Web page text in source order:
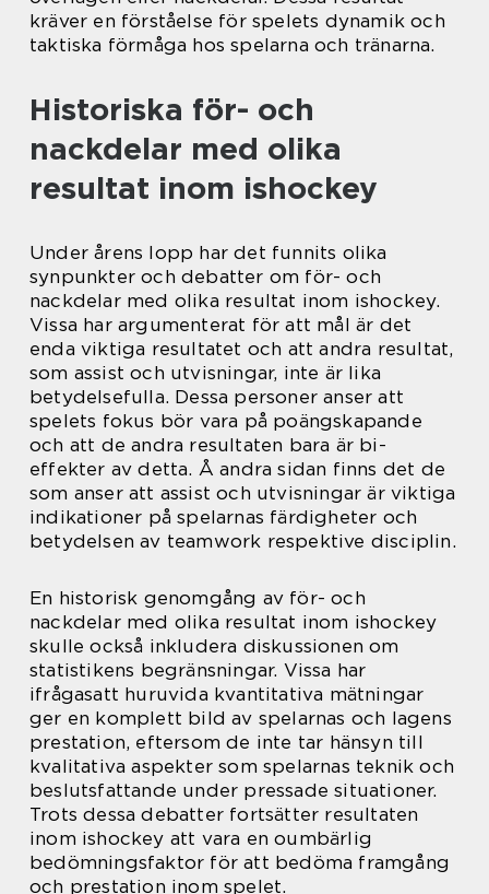
kräver en förståelse för spelets dynamik och
taktiska förmåga hos spelarna och tränarna.
Historiska för- och
nackdelar med olika
resultat inom ishockey
Under årens lopp har det funnits olika
synpunkter och debatter om för- och
nackdelar med olika resultat inom ishockey.
Vissa har argumenterat för att mål är det
enda viktiga resultatet och att andra resultat,
som assist och utvisningar, inte är lika
betydelsefulla. Dessa personer anser att
spelets fokus bör vara på poängskapande
och att de andra resultaten bara är bi-
effekter av detta. Å andra sidan finns det de
som anser att assist och utvisningar är viktiga
indikationer på spelarnas färdigheter och
betydelsen av teamwork respektive disciplin.
En historisk genomgång av för- och
nackdelar med olika resultat inom ishockey
skulle också inkludera diskussionen om
statistikens begränsningar. Vissa har
ifrågasatt huruvida kvantitativa mätningar
ger en komplett bild av spelarnas och lagens
prestation, eftersom de inte tar hänsyn till
kvalitativa aspekter som spelarnas teknik och
beslutsfattande under pressade situationer.
Trots dessa debatter fortsätter resultaten
inom ishockey att vara en oumbärlig
bedömningsfaktor för att bedöma framgång
och prestation inom spelet.